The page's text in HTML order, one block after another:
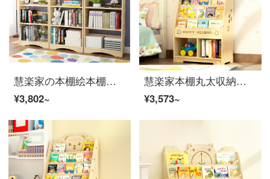
慧楽家の本棚絵本棚書斎五階の実木書棚が床に落ちています。棚60幅の白鳥タイプです。
¥3,802~
慧楽家本棚丸太収納棚着地棚書斎収納棚アニメ熊五階幅60 cm
¥3,573~